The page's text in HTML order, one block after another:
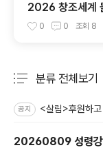
2026 창조세계
절 0 0 조회 8
분류 전체보기
공지
20260809 성령강